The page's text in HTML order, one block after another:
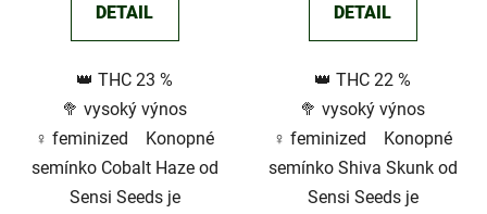
DETAIL
👑 THC 23 %
🥦 vysoký výnos
♀️ feminized Konopné
semínko Cobalt Haze od
Sensi Seeds je
DETAIL
👑 THC 22 %
🥦 vysoký výnos
♀️ feminized Konopné
semínko Shiva Skunk od
Sensi Seeds je